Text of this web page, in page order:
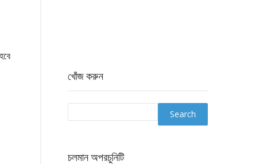
খোঁজ করুন
চলমান অপরচুনিটি